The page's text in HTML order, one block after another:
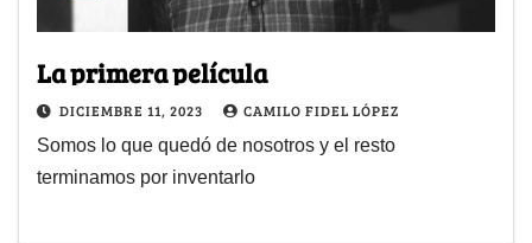
La primera película
DICIEMBRE 11, 2023 CAMILO FIDEL LÓPEZ
Somos lo que quedó de nosotros y el resto
terminamos por inventarlo